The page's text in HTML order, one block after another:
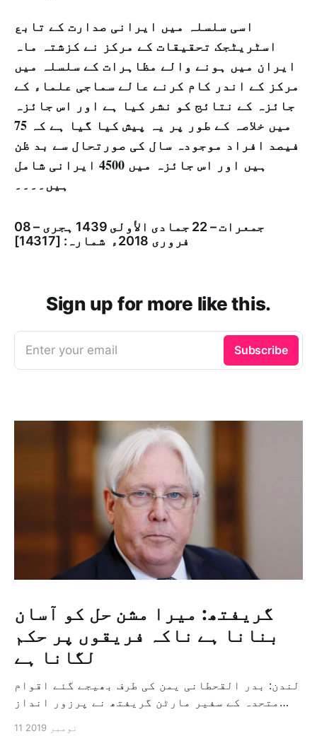
اسی سلسلہ میں ایرانی صدارت کے تابع
اسٹریٹجک تحقیقات کے مرکز نے کزشتہ ماہ
ایران میں ہونے والے مظاہرات کے سلسلہ میں
مرکز کے اندر کام کرنے عالے سماجی علماء کے
جائزہ کے نتائج کو نشر کیا ہے اور اس جائزہ
میں خلاصہ کے طور پر یہ پیش کیا گیا ہے کہ 75
فیصد افراد موجودہ سال کی صورتحال سے بد ظن
ہیں اور اس جائزہ میں 4500 ایرانی شامل
ہیں۔۔۔۔
جمعرات – 22 جمادى الأولى 1439 ہجری – 08
فروری 2018ء شمارہ: [14317]
Sign up for more like this.
Enter your email Subscribe
گریفتھ: میرا مشن حل کو آسان
بنانا ہے ناکہ فریقوں پر حکم
لگانا ہے
لندن: بدر القحطانی یمن کی طرف بھیجے گئے اقوام
متحدہ کے سفیر مارٹن گریفتھ نے پرزور انداز
11 نومبر 2019